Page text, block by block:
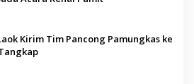
Kirim Tim Pancong Pamungkas ke